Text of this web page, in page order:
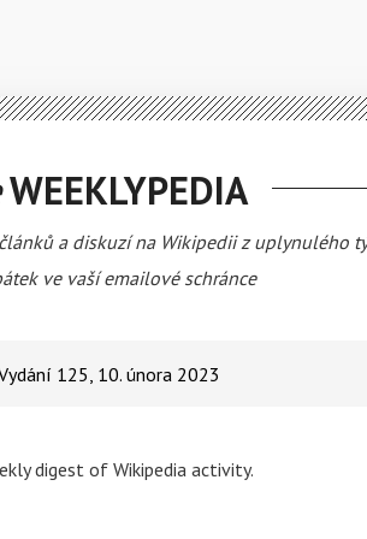
WEEKLYPEDIA
a diskuzí na Wikipedii z uplynulého
ve vaší emailové schránce
125, 10. února 2023
digest of Wikipedia activity.